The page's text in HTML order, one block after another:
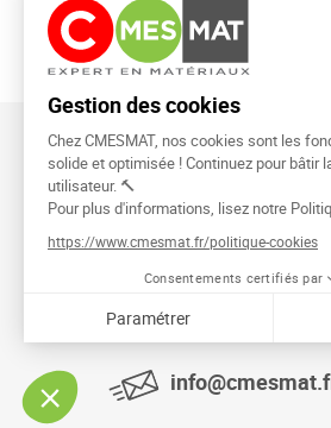
CMESMAT
91026 EVRY